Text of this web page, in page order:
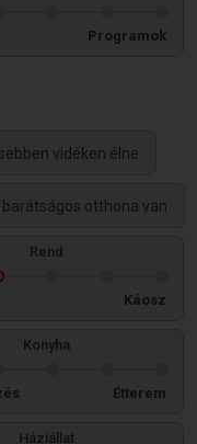
Programok
vidéken élne
barátságos otthona van
Rend
Káosz
Konyha
Étterem
Háziállat